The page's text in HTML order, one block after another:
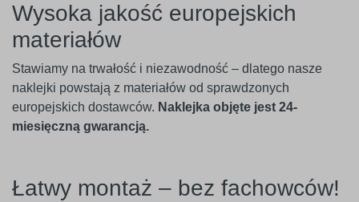
Wysoka jakość europejskich
materiałów
Stawiamy na trwałość i niezawodność – dlatego nasze
naklejki powstają z materiałów od sprawdzonych
europejskich dostawców. Naklejka objęte jest 24-
miesięczną gwarancją.
Łatwy montaż – bez fachowców!